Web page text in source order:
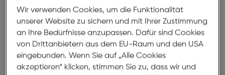
Hama 200729 Audio Kabel USB-C
3,5mm-Klinke 0,75m
ArtNr.: 775185750
Für perfekte, hochauflösende HiFi-Stereo-
Klangqualität
Wir verwenden Cookies, um die Funktionalität
unserer Website zu sichern und mit Ihrer Zustimmung
an Ihre Bedürfnisse anzupassen. Dafür sind Cookies
von Drittanbietern aus dem EU-Raum und den USA
eingebunden. Wenn Sie auf „Alle Cookies
akzeptieren“ klicken, stimmen Sie zu, dass wir und